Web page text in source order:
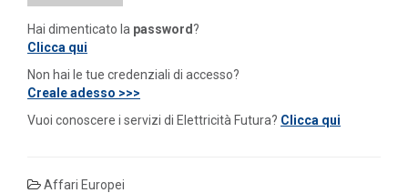
Hai dimenticato la password?
Clicca qui
Non hai le tue credenziali di accesso?
Creale adesso >>>
Vuoi conoscere i servizi di Elettricità Futura? Clicca qui
Affari Europei